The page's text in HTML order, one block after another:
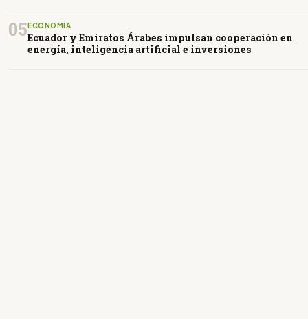
05 ECONOMÍA
Ecuador y Emiratos Árabes impulsan cooperación en
energía, inteligencia artificial e inversiones